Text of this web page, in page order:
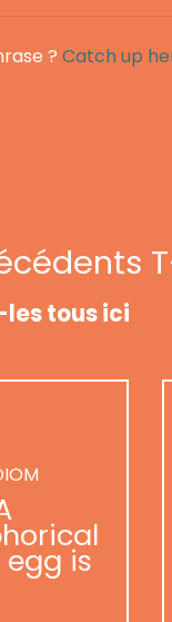
?Catch up
tous ici
egg is